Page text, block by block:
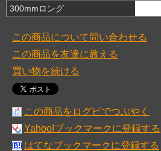
300mmロング
この商品について問い合わせる
この商品を友達に教える
買い物を続ける
この商品をログピでつぶやく
Yahoo!ブックマークに登録する
はてなブックマークに登録する